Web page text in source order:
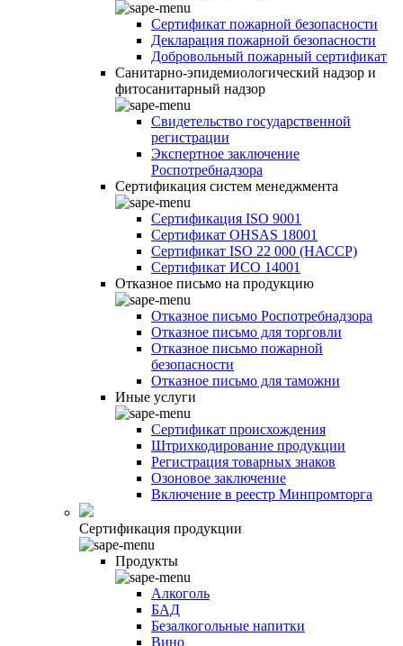
Сертификат пожарной безопасности
Декларация пожарной безопасности
Добровольный пожарный сертификат
Санитарно-эпидемиологический надзор и
фитосанитарный надзор
Свидетельство государственной
регистрации
Экспертное заключение
Роспотребнадзора
Сертификация систем менеджмента
Сертификация ISO 9001
Сертификат OHSAS 18001
Сертификат ISO 22 000 (НАССР)
Сертификат ИСО 14001
Отказное письмо на продукцию
Отказное письмо Роспотребнадзора
Отказное письмо для торговли
Отказное письмо пожарной
безопасности
Отказное письмо для таможни
Иные услуги
Сертификат происхождения
Штрихкодирование продукции
Регистрация товарных знаков
Озоновое заключение
Включение в реестр Минпромторга
Сертификация продукции
Продукты
Алкоголь
БАД
Безалкогольные напитки
Вино